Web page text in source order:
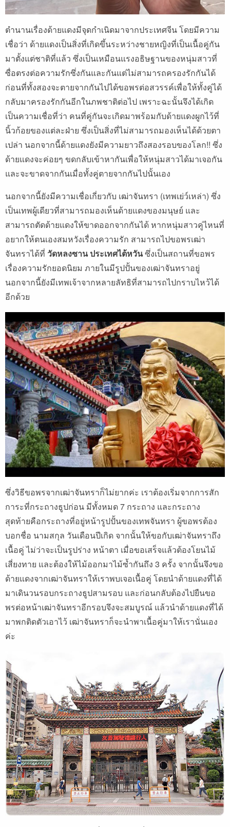
ตำนานเรื่องด้ายแดงมีจุดกำเนิดมาจากประเทศจีน โดยมีความ
เชื่อว่า ด้ายแดงเป็นสิ่งที่เกิดขึ้นระหว่างชายหญิงที่เป็นเนื้อคู่กัน
มาตั้งแต่ชาติที่แล้ว ซึ่งเป็นเหมือนแรงอธิษฐานของหนุ่มสาวที่
ซื่อตรงต่อความรักซึ่งกันและกันแต่ไม่สามารถครองรักกันได้
ก่อนที่ทั้งสองจะตายจากกันไปได้ขอพรต่อสวรรค์เพื่อให้ทั้งคู่ได้
กลับมาครองรักกันอีกในภพชาติต่อไป เพราะฉะนั้นจึงได้เกิด
เป็นความเชื่อที่ว่า คนที่คู่กันจะเกิดมาพร้อมกับด้ายแดงผูกไว้ที่
นิ้วก้อยของแต่ละฝ่าย ซึ่งเป็นสิ่งที่ไม่สามารถมองเห็นได้ด้วยตา
เปล่า นอกจากนี้ด้ายแดงยังมีความยาวถึงสองรอบของโลก!! ซึ่ง
ด้ายแดงจะค่อยๆ ขดกลับเข้าหากันเพื่อให้หนุ่มสาวได้มาเจอกัน
และจะขาดจากกันเมื่อทั้งคู่ตายจากกันไปนั้นเอง
นอกจากนี้ยังมีความเชื่อเกี่ยวกับ เฒ่าจันทรา (เทพเย่ว์เหล่า) ซึ่ง
เป็นเทพผู้เดียวที่สามารถมองเห็นด้ายแดงของมนุษย์ และ
สามารถตัดด้ายแดงให้ขาดออกจากกันได้ หากหนุ่มสาวคู่ไหนที่
อยากให้ตนเองสมหวังเรื่องความรัก สามารถไปขอพรเฒ่า
จันทราได้ที่ วัดหลงซาน ประเทศไต้หวันซึ่งเป็นสถานที่ขอพร
เรื่องความรักยอดนิยม ภายในมีรูปปั้นของเฒ่าจันทราอยู่
นอกจากนี้ยังมีเทพเจ้าจากหลายลัทธิที่สามารถไปกราบไหว้ได้
อีกด้วย
ซึ่งวิธีขอพรจากเฒ่าจันทราก็ไม่ยากค่ะ เราต้องเริ่มจากการสัก
การะที่กระถางธูปก่อน มีทั้งหมด 7 กระถาง และกระถาง
สุดท้ายคือกระถางที่อยู่หน้ารูปปั้นของเทพจันทรา ผู้ขอพรต้อง
บอกชื่อ นามสกุล วันเดือนปีเกิด จากนั้นให้ขอกับเฒ่าจันทราถึง
เนื้อคู่ ไม่ว่าจะเป็นรูปร่าง หน้าตา เมื่อขอเสร็จแล้วต้องโยนไม้
เสี่ยงทาย และต้องให้ไม้ออกมาไม้ซ้ำกันถึง 3 ครั้ง จากนั้นจึงขอ
ด้ายแดงจากเฒ่าจันทราให้เราพบเจอเนื้อคู่ โดยนำด้ายแดงที่ได้
มาเดินวนรอบกระถางธูปสามรอบ และก่อนกลับต้องไปยืนขอ
พรต่อหน้าเฒ่าจันทราอีกรอบจึงจะสมบูรณ์ แล้วนำด้ายแดงที่ได้
มาพกติดตัวเอาไว้ เฒ่าจันทราก็จะนำพาเนื้อคู่มาให้เรานั่นเอง
ค่ะ